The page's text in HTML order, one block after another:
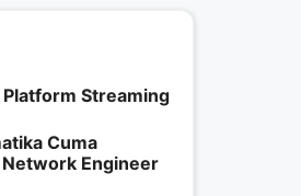
Platform Streaming
Cuma
Engineer